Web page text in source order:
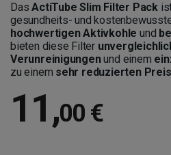
DasActiTube Slim Filter Pack
gesundheits- und
hochwertigen Aktivkohle und
bieten diese Filter
Verunreinigungenund einem
zu einem sehr reduzierten Preis
11,00 €